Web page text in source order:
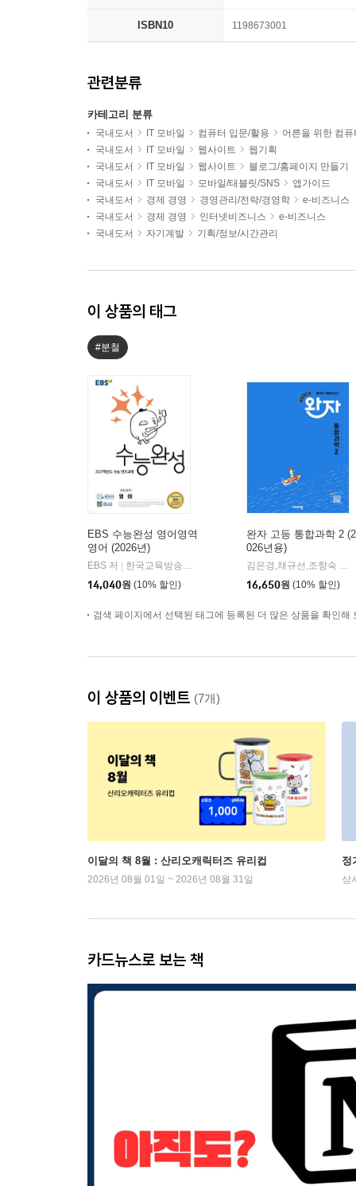
ISBN10 1198673001
관련분류
카테고리 분류
국내도서 IT 모바일 컴퓨터 입문/활용
어른을 위한 컴퓨
국내도서
IT 모바일 웹사이트
웹기획
국내도서
IT 모바일 웹사이트
블로그/홈페이지 만들기
국내도서
IT 모바일 모바일/태블릿/SNS
앱가이드
국내도서
경제 경영 경영관리/전략/경영학
e-비즈니스
국내도서
경제 경영 인터넷비즈니스
e-비즈니스
국내도서
자기계발 기획/정보/시간관리
이 상품의 태그
#분철
EBS 수능완성 영어영역
영어 (2026년)
EBS 저
한국교육방송공사
14,040원 (10% 할인)
완자 고등 통합과학 2 (2
026년용)
김은경,채규선,조향숙 등저
16,650원 (10% 할인)
검색 페이지에서 선택된 태그에 등록된 더 많은 상품을 확인해
이 상품의 이벤트 (7개)
이달의 책 8월 : 산리오캐릭터즈 유리컵
2026년 08월 01일 ~ 2026년 08월 31일
정
상
카드뉴스로 보는 책